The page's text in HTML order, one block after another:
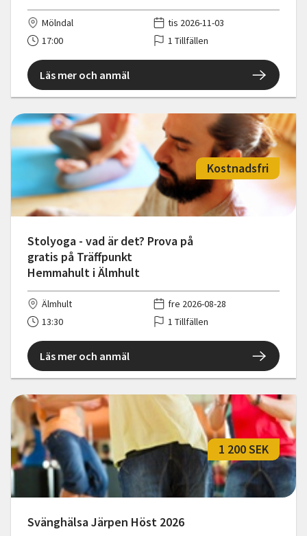
Mölndal
tis 2026-11-03
17:00
1 Tillfällen
Läs mer och anmäl
Stolyoga - vad är det? Prova på
gratis på Träffpunkt
Hemmahult i Älmhult
Kostnadsfri
Älmhult
fre 2026-08-28
13:30
1 Tillfällen
Läs mer och anmäl
Svänghälsa Järpen Höst 2026
1 200 SEK